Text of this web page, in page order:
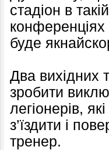
стадіон в
буде
Два вихідних
зробити
легіонерів,
з’їздити і
тренер.